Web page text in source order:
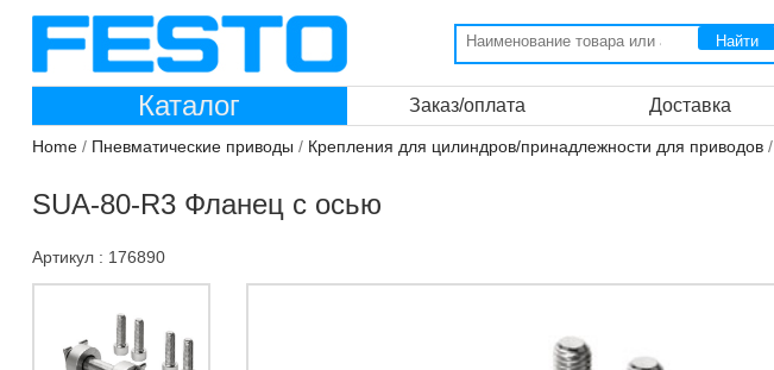
Каталог
Заказ/оплата Доставка
Home/ Пневматические приводы / Крепления для цилиндров/принадлежности для приводов/
SUA-80-R3 Фланец с осью
Артикул : 176890